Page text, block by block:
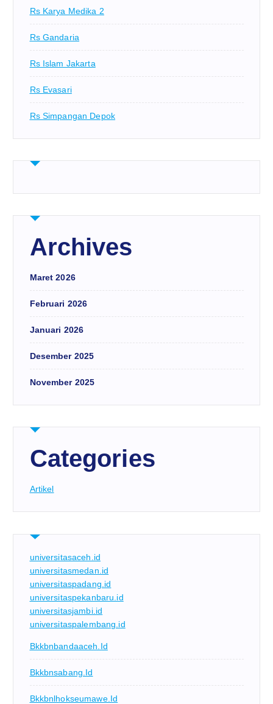
Rs Karya Medika 2
Rs Gandaria
Rs Islam Jakarta
Rs Evasari
Rs Simpangan Depok
Archives
Maret 2026
Februari 2026
Januari 2026
Desember 2025
November 2025
Categories
Artikel
universitasaceh.id
universitasmedan.id
universitaspadang.id
universitaspekanbaru.id
universitasjambi.id
universitaspalembang.id
Bkkbnbandaaceh.id
Bkkbnsabang.id
Bkkbnlhokseumawe.id